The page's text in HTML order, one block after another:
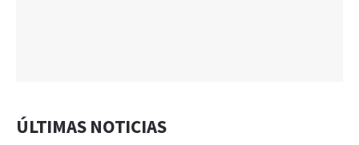
ÚLTIMAS NOTICIAS